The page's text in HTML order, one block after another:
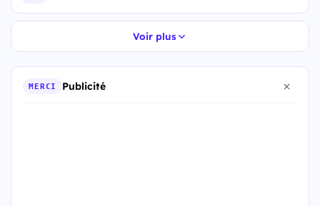
Voir plus
MERCI Publicité